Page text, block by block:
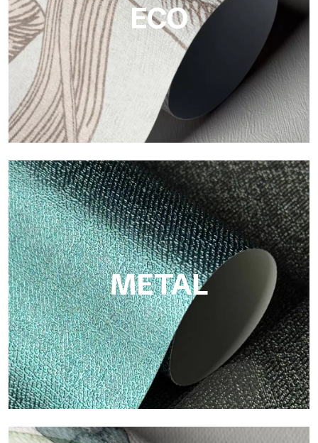
ECO
ECO
Eco de Tecnografica es el papel pintado ecológico de fibra de
celulosa: soporte sostenible, sin PVC, con colores claros y de
alta calidad.
METAL